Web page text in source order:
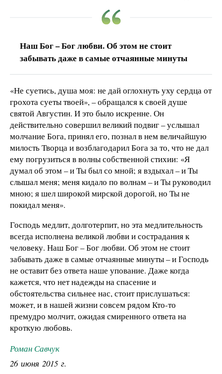
Наш Бог – Бог любви. Об этом не стоит
забывать даже в самые отчаянные минуты
«Не суетись, душа моя: не дай оглохнуть уху сердца от
грохота суеты твоей», – обращался к своей душе
святой Августин. И это было искренне. Он
действительно совершил великий подвиг – услышал
молчание Бога, принял его, познал в нем величайшую
милость Творца и возблагодарил Бога за то, что не дал
ему погрузиться в волны собственной стихии: «Я
думал об этом – и Ты был со мной; я вздыхал – и Ты
слышал меня; меня кидало по волнам – и Ты руководил
мною; я шел широкой мирской дорогой, но Ты не
покидал меня».
Господь медлит, долготерпит, но эта медлительность
всегда исполнена великой любви и сострадания к
человеку. Наш Бог – Бог любви. Об этом не стоит
забывать даже в самые отчаянные минуты – и Господь
не оставит без ответа наше упование. Даже когда
кажется, что нет надежды на спасение и
обстоятельства сильнее нас, стоит прислушаться:
может, и в нашей жизни совсем рядом Кто-то
премудро молчит, ожидая смиренного ответа на
кроткую любовь.
Роман Савчук
26 июня 2015 г.